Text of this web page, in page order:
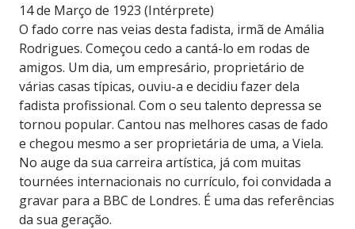
14 de Março de 1923 (Intérprete)
O fado corre nas veias desta fadista, irmã de Amália
Rodrigues. Começou cedo a cantá-lo em rodas de
amigos. Um dia, um empresário, proprietário de
várias casas típicas, ouviu-a e decidiu fazer dela
fadista profissional. Com o seu talento depressa se
tornou popular. Cantou nas melhores casas de fado
e chegou mesmo a ser proprietária de uma, a Viela.
No auge da sua carreira artística, já com muitas
tournées internacionais no currículo, foi convidada a
gravar para a BBC de Londres. É uma das referências
da sua geração.